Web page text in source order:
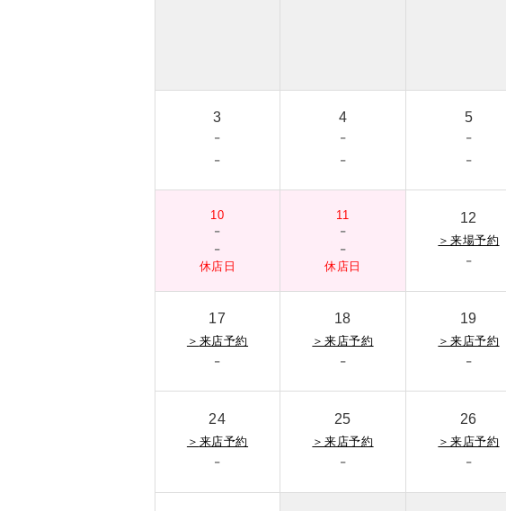
3
-
-
4
-
-
5
-
-
10
-
-
休店日
11
-
-
休店日
12
＞来場予約
-
17
＞ 来店予約
-
18
＞来店予約
-
19
＞来店予約
-
24
＞ 来店予約
-
25
＞来店予約
-
26
＞来店予約
-